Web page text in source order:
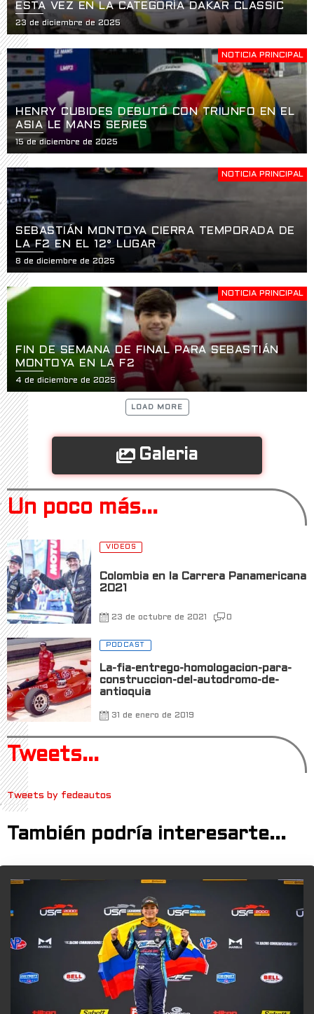
ESTA VEZ EN LA CATEGORÍA DAKAR CLASSIC
23 de diciembre de 2025
NOTICIA PRINCIPAL
HENRY CUBIDES DEBUTÓ CON TRIUNFO EN EL
ASIA LE MANS SERIES
15 de diciembre de 2025
NOTICIA PRINCIPAL
SEBASTIÁN MONTOYA CIERRA TEMPORADA DE
LA F2 EN EL 12° LUGAR
8 de diciembre de 2025
NOTICIA PRINCIPAL
FIN DE SEMANA DE FINAL PARA SEBASTIÁN
MONTOYA EN LA F2
4 de diciembre de 2025
LOAD MORE
Galeria
Un poco más...
VIDEOS
Colombia en la Carrera Panamericana
2021
23 de octubre de 2021 0
PODCAST
La-fia-entrego-homologacion-para-
construccion-del-autodromo-de-
antioquia
31 de enero de 2019
Tweets...
Tweets by fedeautos
También podría interesarte...